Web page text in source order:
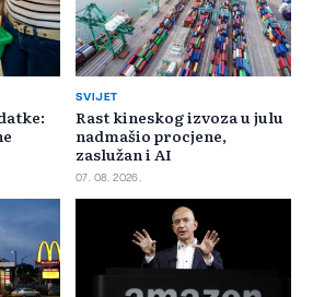
SVIJET
Rast kineskog izvoza u julu
nadmašio procjene,
zaslužan i AI
07. 08. 2026.